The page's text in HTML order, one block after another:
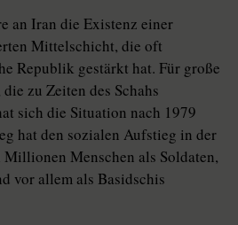
an Iran die Existenz einer
Mittelschicht, die oft
Republik gestärkt hat. Für große
zu Zeiten des Schahs
sich die Situation nach 1979
hat den sozia­len Aufstieg in der
Menschen als Soldaten,
vor allem als Basidschis